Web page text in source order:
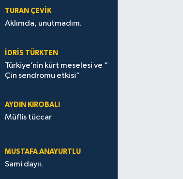
TURAN ÇEVİK
Aklımda, unutmadım.
İDRİS TÜRKTEN
Türkiye’nin kürt meselesi ve “
Çin sendromu etkisi”
AYDIN KIROBALI
Müflis tüccar
MUSTAFA ANAYURTLU
Sami dayıı.